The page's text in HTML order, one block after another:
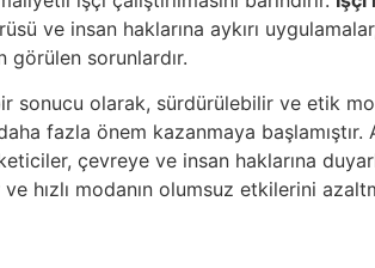
ve insan haklarına aykırı
görülen sorunlardır.
sonucu olarak, sürdürülebilir ve etik
fazla önem kazanmaya başlamıştır.
çevreye ve insan haklarına
hızlı modanın olumsuz etkilerini